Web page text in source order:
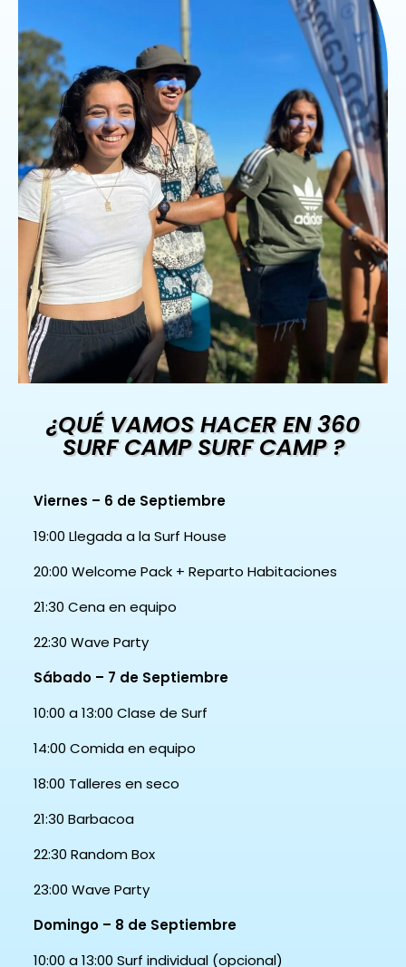
¿QUÉ VAMOS HACER EN 360
SURF CAMP SURF CAMP ?
Viernes – 6 de Septiembre
19:00 Llegada a la Surf House
20:00 Welcome Pack + Reparto Habitaciones
21:30 Cena en equipo
22:30 Wave Party
Sábado – 7 de Septiembre
10:00 a 13:00 Clase de Surf
14:00 Comida en equipo
18:00 Talleres en seco
21:30 Barbacoa
22:30 Random Box
23:00 Wave Party
Domingo – 8 de Septiembre
10:00 a 13:00 Surf individual (opcional)